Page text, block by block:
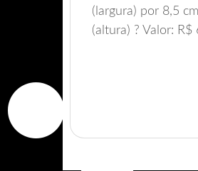
(largura) por 8,5 cm
(altura) ? Valor: R$